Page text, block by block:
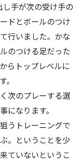
手が次の受け手の
ドとボールのつけ
行いました。かな
のつける足だった
らトップレベルに
次のプレーする選
になります。
うトレーニングで
。ということを少
ていないというこ